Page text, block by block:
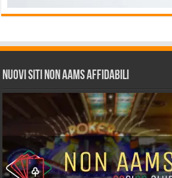
Nuovi siti non AAMS affidabili